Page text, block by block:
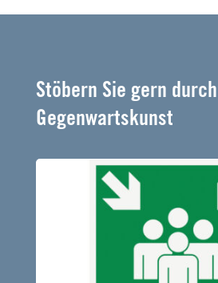
Stöbern Sie gern
Gegenwartskunst